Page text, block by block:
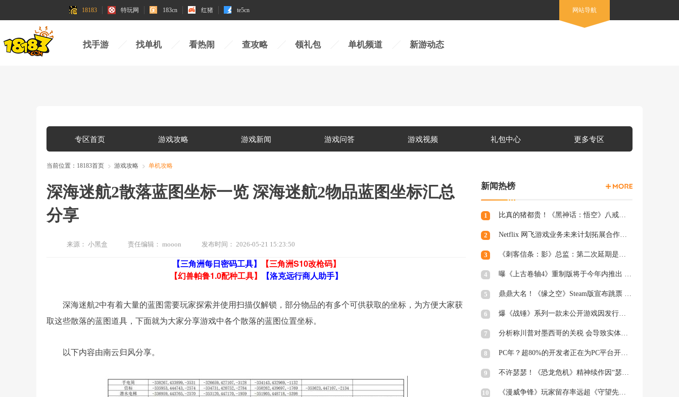
18183 特玩网 183cn 红猪 te5cn 网站导航
找手游 找单机 看热闹 查攻略 领礼包 单机频道 新游动态
专区首页 游戏攻略 游戏新闻 游戏问答 游戏视频 礼包中心 更多专区
当前位置： 18183首页 游戏攻略 单机攻略
深海迷航2散落蓝图坐标一览 深海迷航2物品蓝图坐标汇总
分享
来源： 小黑盒 责任编辑： mooon 发布时间： 2026-05-21 15:23:50
【三角洲每日密码工具】
【三角洲S10改枪码】
【幻兽帕鲁1.0配种工具】
【洛克远行商人助手】
深海迷航2中有着大量的蓝图需要玩家探索并使用扫描仪解锁，部分物品的有多个可供获取的坐标，为方便大家获
取这些散落的蓝图道具，下面就为大家分享游戏中各个散落的蓝图位置坐标。
以下内容由南云归风分享。
新闻热榜
1 比真的猪都贵！《黑神话：悟空》八戒手办开订：根根分明的猪毛
2 Netflix 网飞游戏业务未来计划拓展合作和家庭类游戏
3 《刺客信条：影》总监：第二次延期是因为屋顶太复杂
4 曝《上古卷轴4》重制版将于今年内推出 虚幻5加持
5 鼎鼎大名！《缘之空》Steam版宣布跳票 将延期至2月28日发售
6 爆《战锤》系列一款未公开游戏因发行商撤资而夭折，开发被迫中断
7 分析称川普对墨西哥的关税 会导致实体游戏价格上涨
8 PC年？超80%的开发者正在为PC平台开发游戏 NS2为8%
9 不许瑟瑟！《恐龙危机》精神续作因“瑟瑟Mod”拒绝登陆PC
10 《漫威争锋》玩家留存率远超《守望先锋2》、《绝地潜兵2》等游戏